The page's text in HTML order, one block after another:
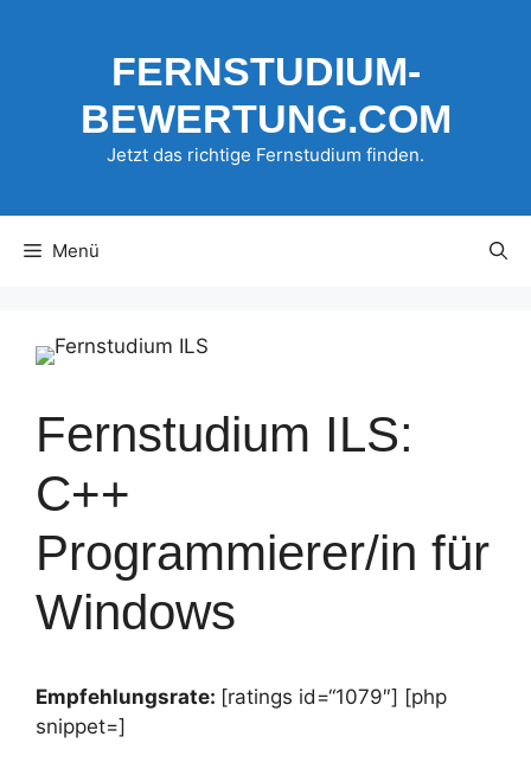
FERNSTUDIUM-
BEWERTUNG.COM
Jetzt das richtige Fernstudium finden.
Menü
Fernstudium ILS:
C++
Programmierer/in für
Windows
Empfehlungsrate: [ratings id=“1079″] [php
snippet=]